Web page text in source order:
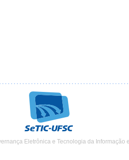
Eletrônica e Tecnologia da Informação